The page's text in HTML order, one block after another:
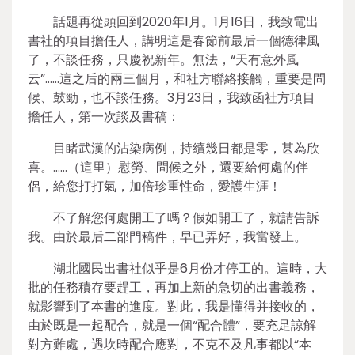
話題再從頭回到2020年1月。1月16日，我致電出
書社的項目擔任人，講明這是春節前最后一個德律風
了，不談任務，只慶祝新年。無法，“天有意外風
云”……這之后的兩三個月，和社方聯絡接觸，重要是問
候、鼓勁，也不談任務。3月23日，我致函社方項目
擔任人，第一次談及書稿：
目睹武漢的沾染病例，持續幾日都是零，甚為欣
喜。……（這里）慰勞、問候之外，還要給何處的伴
侶，給您打打氣，加倍珍重性命，愛護生涯！
不了解您何處開工了嗎？假如開工了，就請告訴
我。由於最后二部門稿件，早已弄好，我當發上。
湖北國民出書社似乎是6月份才停工的。這時，大
批的任務積存要趕工，再加上新的急切的出書義務，
就影響到了本書的進度。對此，我是懂得并接收的，
由於既是一起配合，就是一個“配合體”，要充足諒解
對方難處，遇坎時配合應對，不克不及凡事都以“本